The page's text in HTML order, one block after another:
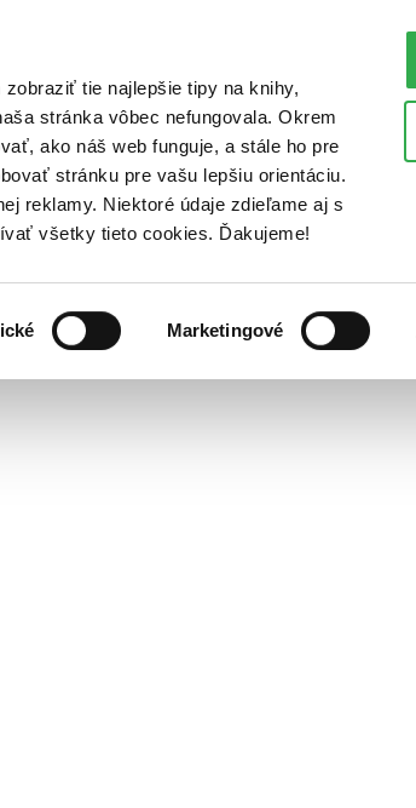
tie najlepšie tipy na knihy,
stránka vôbec nefungovala. Okrem
ako náš web funguje, a stále ho pre
stránku pre vašu lepšiu orientáciu.
reklamy. Niektoré údaje zdieľame aj s
všetky tieto cookies. Ďakujeme!
Marketingové